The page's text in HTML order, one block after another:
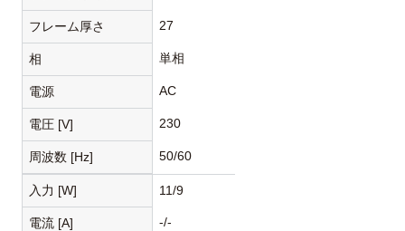
フレーム厚さ 27
相 単相
電源 AC
電圧 [V] 230
周波数 [Hz] 50/60
入力 [W] 11/9
電流 [A] -/-